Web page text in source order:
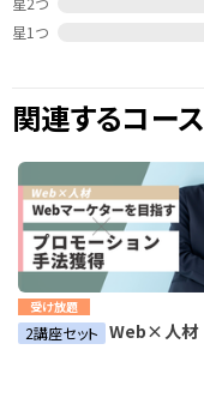
星1つ
関連するコース
受け放題
2講座セット Web×人材